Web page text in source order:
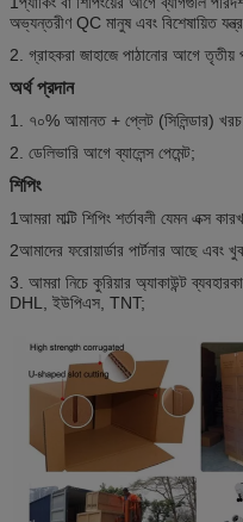
অভ্যন্তরীণ QC মানুষ এবং বিশেষায়িত
2. গ্রাহকরা জাহাজে পাঠানোর আগে তৃতীয়
অর্থ প্রদান
1. ৭০% আমানত + প্লেট (সিলিন্ডার)
2. ডেলিভারি আগে ব্যালেন্স পেমেন্ট;
শিপিং
1আমরা মাল্টি শিপিং শর্তাবলী যেমন এক্স
2আমাদের ফরোয়ার্ডার পার্টনার আছে এবং
3. আমরা নিচে কুরিয়ার অ্যাকাউন্ট
DHL, ইউপিএস, TNT;